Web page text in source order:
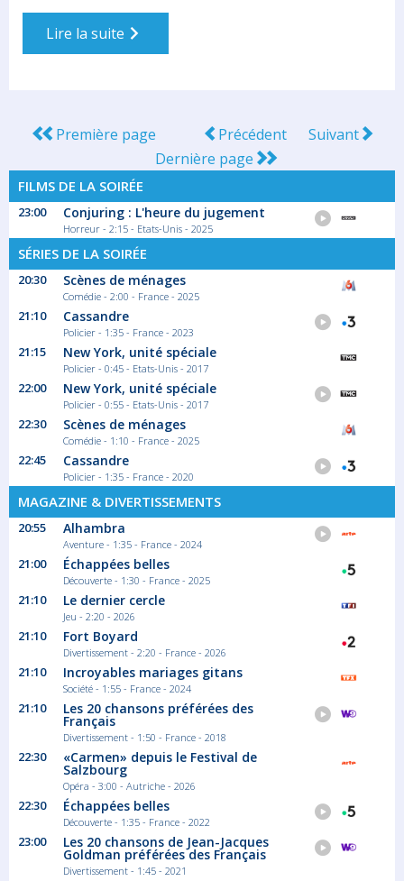
Lire la suite
Première page Précédent
Suivant
Dernière page
FILMS DE LA SOIRÉE
23:00 Conjuring : L'heure du jugement
Horreur - 2:15 - Etats-Unis - 2025
SÉRIES DE LA SOIRÉE
20:30 Scènes de ménages
Comédie - 2:00 - France - 2025
21:10 Cassandre
Policier - 1:35 - France - 2023
21:15 New York, unité spéciale
Policier - 0:45 - Etats-Unis - 2017
22:00 New York, unité spéciale
Policier - 0:55 - Etats-Unis - 2017
22:30 Scènes de ménages
Comédie - 1:10 - France - 2025
22:45 Cassandre
Policier - 1:35 - France - 2020
MAGAZINE & DIVERTISSEMENTS
20:55 Alhambra
Aventure - 1:35 - France - 2024
21:00 Échappées belles
Découverte - 1:30 - France - 2025
21:10 Le dernier cercle
Jeu - 2:20 - 2026
21:10 Fort Boyard
Divertissement - 2:20 - France - 2026
21:10 Incroyables mariages gitans
Société - 1:55 - France - 2024
21:10 Les 20 chansons préférées des
Français
Divertissement - 1:50 - France - 2018
22:30 «Carmen» depuis le Festival de
Salzbourg
Opéra - 3:00 - Autriche - 2026
22:30 Échappées belles
Découverte - 1:35 - France - 2022
23:00 Les 20 chansons de Jean-Jacques
Goldman préférées des Français
Divertissement - 1:45 - 2021